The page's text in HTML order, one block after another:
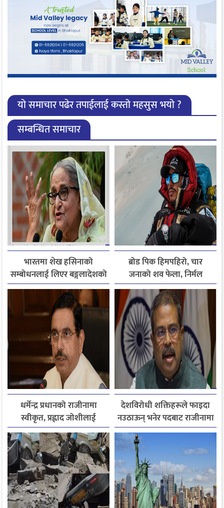
यो समाचार पढेर तपाईलाई कस्तो महसुस भयो ?
सम्बन्धित समाचार
भारतमा शेख हसिनाको
सम्बोधनलाई लिएर बङ्गलादेशको
आपत्ति
ब्रोड पिक हिमपहिरो, चार
जनाको शव फेला, निर्मल
पुर्जासहित ६ जना अझै बेपत्ता,
खोजी कार्य रातभरीका लागि
स्थगित
धर्मेन्द्र प्रधानको राजीनामा
स्वीकृत, प्रह्लाद जोशीलाई
शिक्षामन्त्रीको अतिरिक्त
जिम्मेवारी
देशविरोधी शक्तिहरूले फाइदा
नउठाऊन् भनेर पदबाट राजीनामा
दिएको हुँः धर्मेन्द्र प्रधान